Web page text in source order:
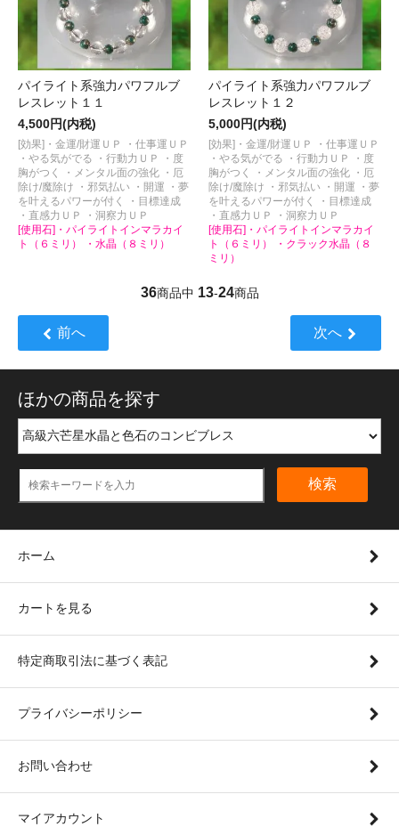
パイライト系強力パワフルブ
レスレット１１
4,500円(内税)
[効果]・金運/財運ＵＰ ・仕事運ＵＰ
・やる気がでる ・行動力ＵＰ ・度
胸がつく ・メンタル面の強化 ・厄
除け/魔除け ・邪気払い ・開運 ・夢
を叶えるパワーが付く ・目標達成
・直感力ＵＰ ・洞察力ＵＰ
[使用石]・パイライトインマラカイ
ト（６ミリ） ・水晶（８ミリ）
パイライト系強力パワフルブ
レスレット１２
5,000円(内税)
[効果]・金運/財運ＵＰ ・仕事運ＵＰ
・やる気がでる ・行動力ＵＰ ・度
胸がつく ・メンタル面の強化 ・厄
除け/魔除け ・邪気払い ・開運 ・夢
を叶えるパワーが付く ・目標達成
・直感力ＵＰ ・洞察力ＵＰ
[使用石]・パイライトインマラカイ
ト（６ミリ） ・クラック水晶（８
ミリ）
36商品中 13-24商品
前へ 次へ
ほかの商品を探す
検索
ホーム
カートを見る
特定商取引法に基づく表記
プライバシーポリシー
お問い合わせ
マイアカウント